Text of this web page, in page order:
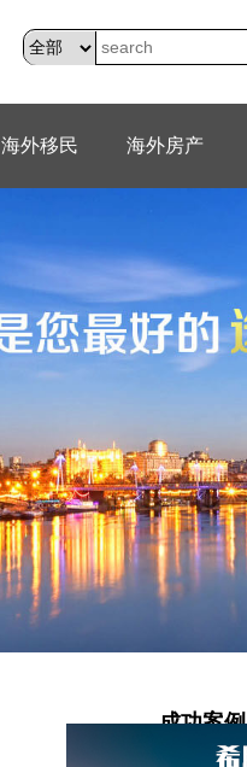
海外移民 海外房产
成功案例